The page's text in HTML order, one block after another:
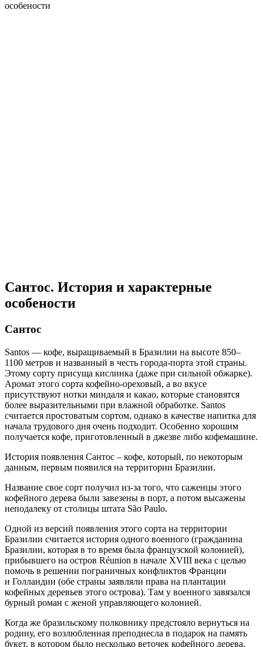
особености
Сантос. История и характерные
особености
Сантос
Santos — кофе, выращиваемый в Бразилии на высоте 850–
1100 метров и названный в честь города-порта этой страны.
Этому сорту присуща кислинка (даже при сильной обжарке).
Аромат этого сорта кофейно-ореховый, а во вкусе
присутствуют нотки миндаля и какао, которые становятся
более выразительными при влажной обработке. Santos
считается простоватым сортом, однако в качестве напитка для
начала трудового дня очень подходит. Особенно хорошим
получается кофе, приготовленный в джезве либо кофемашине.
История появления Сантос – кофе, который, по некоторым
данным, первым появился на территории Бразилии.
Название свое сорт получил из-за того, что саженцы этого
кофейного дерева были завезены в порт, а потом высажены
неподалеку от столицы штата São Paulo.
Одной из версий появления этого сорта на территории
Бразилии считается история одного военного (гражданина
Бразилии, которая в то время была французской колонией),
прибывшего на остров Réunion в начале XVIII века с целью
помочь в решении пограничных конфликтов Франции
и Голландии (обе страны заявляли права на плантации
кофейных деревьев этого острова). Там у военного завязался
бурный роман с женой управляющего колонией.
Когда же бразильскому полковнику предстояло вернуться на
родину, его возлюбленная преподнесла в подарок на память
букет, в котором было несколько веточек кофейного дерева,